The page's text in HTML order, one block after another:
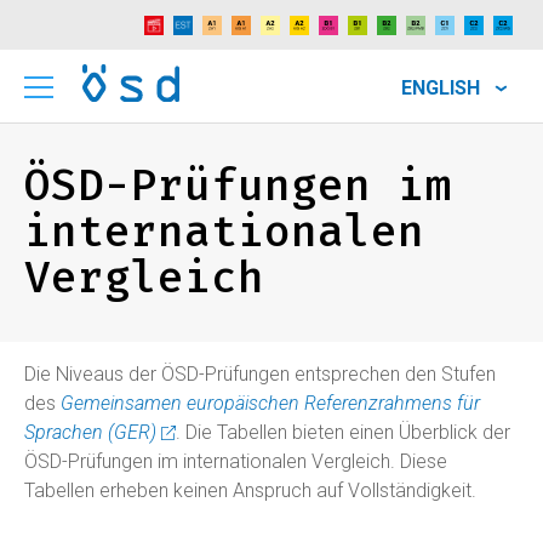
ENGLISH
ÖSD-Prüfungen im
internationalen
Vergleich
Die Niveaus der ÖSD-Prüfungen entsprechen den Stufen
des Gemeinsamen europäischen Referenzrahmens für
Sprachen (GER)
. Die Tabellen bieten einen Überblick der
ÖSD-Prüfungen im internationalen Vergleich. Diese
Tabellen erheben keinen Anspruch auf Vollständigkeit.